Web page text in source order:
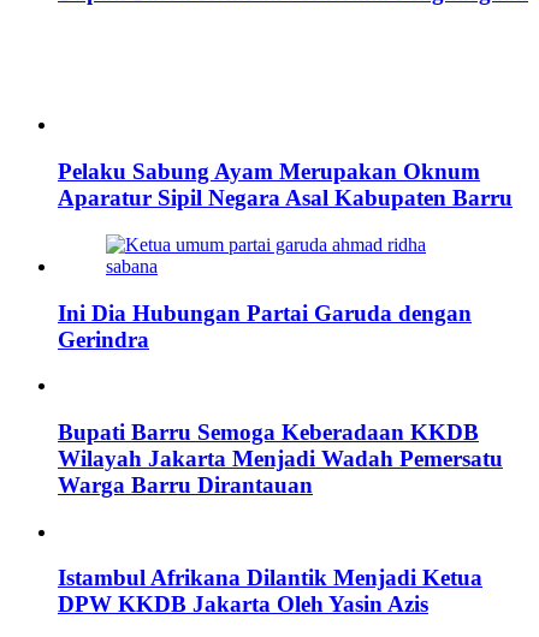
Pelaku Sabung Ayam Merupakan Oknum
Aparatur Sipil Negara Asal Kabupaten Barru
Ini Dia Hubungan Partai Garuda dengan
Gerindra
Bupati Barru Semoga Keberadaan KKDB
Wilayah Jakarta Menjadi Wadah Pemersatu
Warga Barru Dirantauan
Istambul Afrikana Dilantik Menjadi Ketua
DPW KKDB Jakarta Oleh Yasin Azis